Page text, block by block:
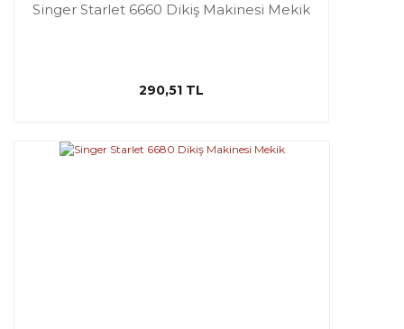
Singer Starlet 6660 Dikiş Makinesi Mekik
290,51 TL